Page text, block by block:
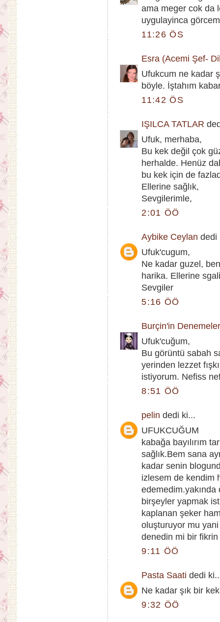
ama meger cok da
uygulayinca
11:26 ÖS
Esra (Acemi Şef-
Ufukcum ne kadar
böyle. İştahım
11:42 ÖS
IŞILCA TATLAR
Ufuk, merhaba,
Bu kek değil çok
herhalde. Henüz
bu kek için de
Ellerine sağlık,
Sevgilerimle,
2:01 ÖÖ
Aybike Ceylan dedi
Ufuk'cugum,
Ne kadar guzel,
harika. Ellerine
Sevgiler
5:16 ÖÖ
Burçin'in
Ufuk'cuğum,
Bu görüntü sabah
yerinden lezzet
istiyorum. Nefiss
8:51 ÖÖ
pelin dedi ki...
UFUKCUĞUM
kabağa bayılırım
sağlık.Bem sana
kadar senin
izlesem de kendim
birşeyler yapmak
kaplanan şeker
oluşturuyor mu
denedin mi bir
9:11 ÖÖ
Pasta Saati dedi
Ne kadar şık bir
9:32 ÖÖ